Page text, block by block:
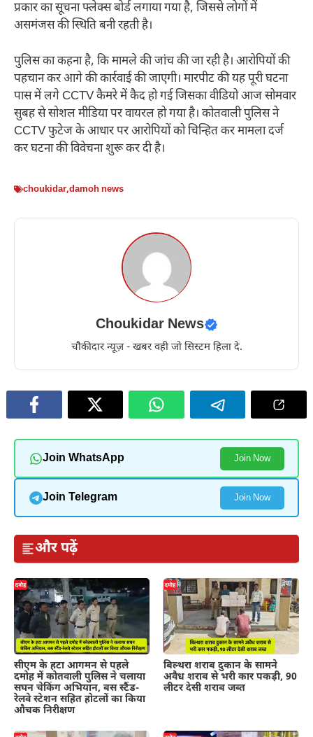
प्रकार का सूचना फ्लेक्स बोर्ड लगाया गया है, जिससे लोगों में
असमंजस की स्थिति बनी रहती है।
पुलिस का कहना है, कि मामले की जांच की जा रही है। आरोपियों की
पहचान कर आगे की कार्रवाई की जाएगी। मारपीट की यह पूरी घटना
पास में लगे CCTV कैमरे में कैद हो गई जिसका वीडियो आज सोमवार
सुबह से सोशल मीडिया पर वायरल हो गया है। कोतवाली पुलिस ने
CCTV फुटेज के आधार पर आरोपियों को चिन्हित कर मामला दर्ज
कर घटना की विवेचना शुरू कर दी है।
choukidar,damoh news
Choukidar News
चौकीदार न्यूज़ - खबर वही जो सिस्टम हिला दे.
Join WhatsApp Join Now
Join Telegram Join Now
और पढ़ें
सीएम के हटा आगमन से पहले
दमोह में कोतवाली पुलिस ने चलाया
सघन चेकिंग अभियान, बस स्टैंड-
रेलवे स्टेशन सहित होटलों का किया
औचक निरीक्षण
बिल्थरा शराब दुकान के सामने
अवैध शराब से भरी कार पकड़ी, 90
लीटर देसी शराब जब्त